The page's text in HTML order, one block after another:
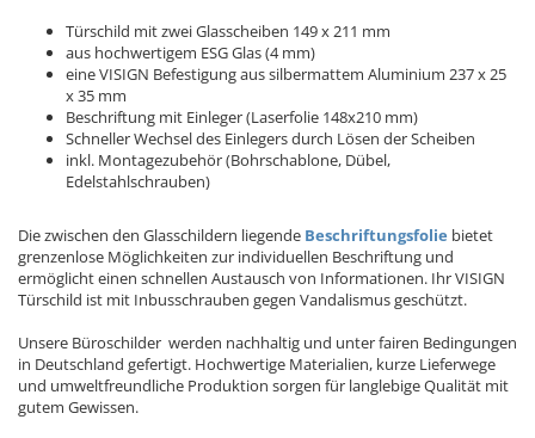
Türschild mit zwei Glasscheiben 149 x 211 mm
aus hochwertigem ESG Glas (4 mm)
eine VISIGN Befestigung aus silbermattem Aluminium 237 x 25
x 35 mm
Beschriftung mit Einleger (Laserfolie 148x210 mm)
Schneller Wechsel des Einlegers durch Lösen der Scheiben
inkl. Montagezubehör (Bohrschablone, Dübel,
Edelstahlschrauben)
Die zwischen den Glasschildern liegende Beschriftungsfolie bietet
grenzenlose Möglichkeiten zur individuellen Beschriftung und
ermöglicht einen schnellen Austausch von Informationen. Ihr VISIGN
Türschild ist mit Inbusschrauben gegen Vandalismus geschützt.
Unsere Büroschilder werden nachhaltig und unter fairen Bedingungen
in Deutschland gefertigt. Hochwertige Materialien, kurze Lieferwege
und umweltfreundliche Produktion sorgen für langlebige Qualität mit
gutem Gewissen.